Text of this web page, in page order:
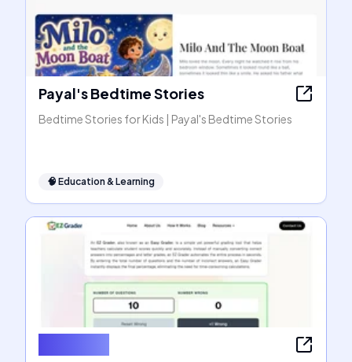
Payal's Bedtime Stories
Bedtime Stories for Kids | Payal's Bedtime Stories
🧠 Education & Learning